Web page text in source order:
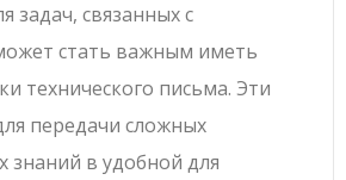
задач, связанных с
стать важным иметь
технического письма. Эти
передачи сложных
знаний в удобной для